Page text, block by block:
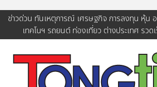
ข่าวด่วน ทันเหตุการณ์ เศรษฐกิจ การลงทุน หุ้น
เทคโนฯ รถยนต์ ท่องเที่ยว ต่างประเทศ รวด